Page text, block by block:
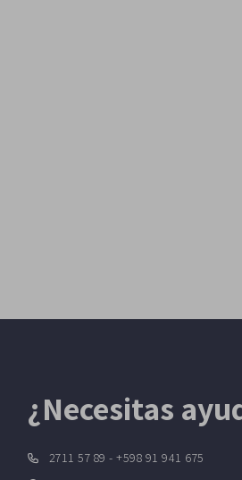
¿Necesitas
2711 57 89 - +598 91 941 675